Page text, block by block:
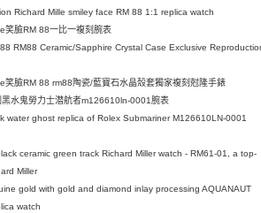
Richard Mille smiley face RM 88 1:1 replica watch
笑臉RM 88一比一複刻腕表
RM88 Ceramic/Sapphire Crystal Case Exclusive
笑臉RM 88 rm88陶瓷/藍寶石水晶殼套獨家複刻尅隆手錶
水鬼勞力士潜航者m126610ln-0001腕表
water ghost replica of Rolex Submariner M126610LN-0001
ceramic green track Richard Miller watch - RM61-01, a top-
Miller
gold with gold and diamond inlay processing AQUANAUT
watch